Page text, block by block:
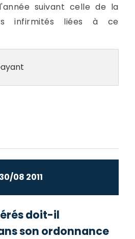
suivant celle de la
infirmités liées à ce
30/08 2011
doit-il
son ordonnance